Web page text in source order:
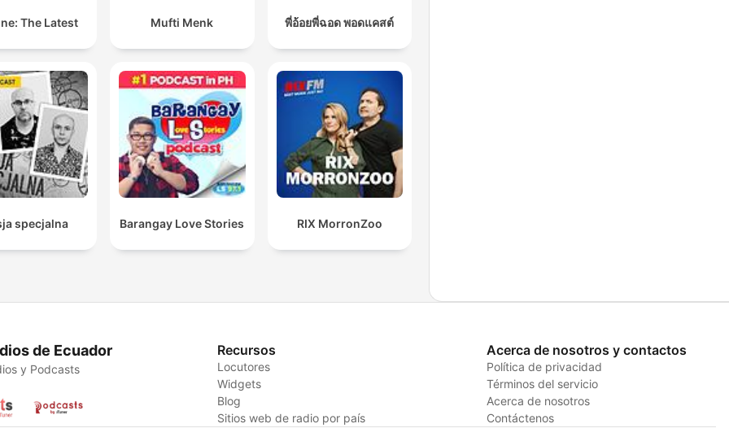
The Latest Mufti Menk พี่อ้อยพี่ฉอด พอดแคสต์
specjalna Barangay Love Stories RIX MorronZoo
de Ecuador
y Podcasts
Recursos
Locutores
Widgets
Blog
Sitios web de radio por país
Acerca de nosotros y contactos
Política de privacidad
Términos del servicio
Acerca de nosotros
Contáctenos